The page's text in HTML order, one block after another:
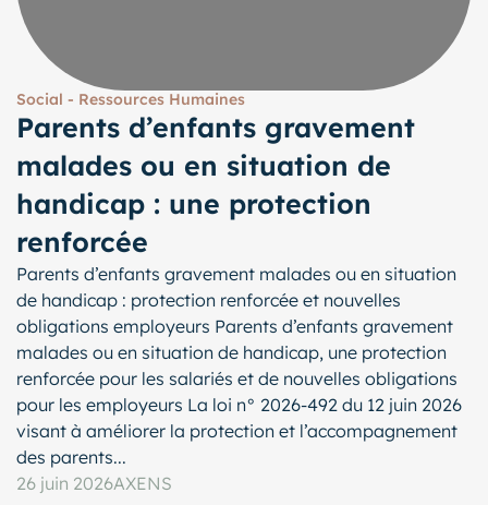
Social - Ressources Humaines
Parents d’enfants gravement
malades ou en situation de
handicap : une protection
renforcée
Parents d’enfants gravement malades ou en situation
de handicap : protection renforcée et nouvelles
obligations employeurs Parents d’enfants gravement
malades ou en situation de handicap, une protection
renforcée pour les salariés et de nouvelles obligations
pour les employeurs La loi n° 2026-492 du 12 juin 2026
visant à améliorer la protection et l’accompagnement
des parents...
26 juin 2026AXENS